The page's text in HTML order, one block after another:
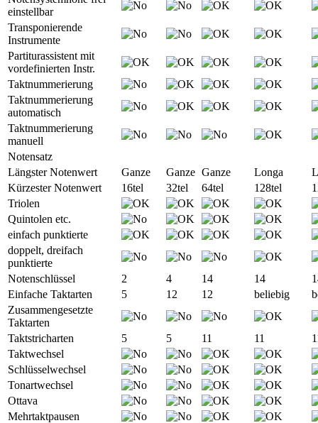
einstellbar
Transponierende
Instrumente
Partiturassistent mit
vordefinierten Instr.
Taktnummerierung
Taktnummerierung
automatisch
Taktnummerierung
manuell
Notensatz
Längster Notenwert
Ganze Ganze Ganze Longa
Kürzester Notenwert
16tel 32tel 64tel 128tel
Triolen
Quintolen etc.
einfach punktierte
doppelt, dreifach
punktierte
Notenschlüssel
2 4 14 14
Einfache Taktarten
5 12 12 beliebig
Zusammengesetzte
Taktarten
Taktstricharten
5 5 11 11
Taktwechsel
Schlüsselwechsel
Tonartwechsel
Ottava
Mehrtaktpausen